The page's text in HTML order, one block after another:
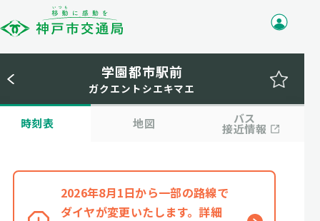
学園都市駅前
ガクエントシエキマエ
時刻表 地図 バス
接近情報
2026年8月1日から一部の路線で
ダイヤが変更いたします。詳細